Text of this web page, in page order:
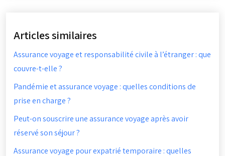
Articles similaires
Assurance voyage et responsabilité civile à l’étranger : que
couvre-t-elle ?
Pandémie et assurance voyage : quelles conditions de
prise en charge ?
Peut-on souscrire une assurance voyage après avoir
réservé son séjour ?
Assurance voyage pour expatrié temporaire : quelles